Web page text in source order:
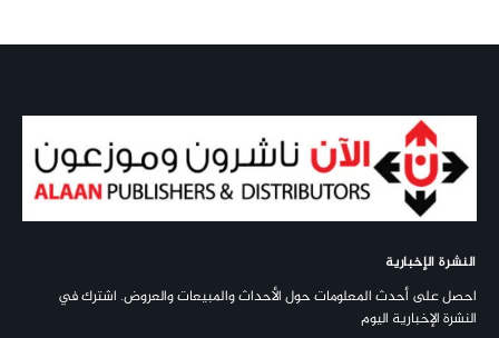
النشرة الإخبارية
احصل على أحدث المعلومات حول الأحداث والمبيعات والعروض. اشترك في
النشرة الإخبارية اليوم